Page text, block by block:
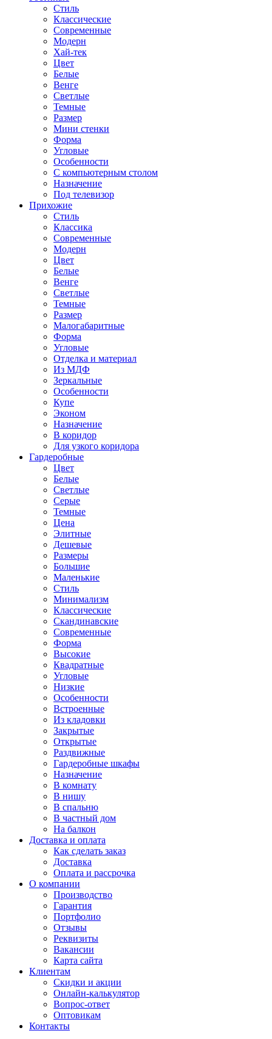
Стиль
Классические
Современные
Модерн
Хай-тек
Цвет
Белые
Венге
Светлые
Темные
Размер
Мини стенки
Форма
Угловые
Особенности
С компьютерным столом
Назначение
Под телевизор
Прихожие
Стиль
Классика
Современные
Модерн
Цвет
Белые
Венге
Светлые
Темные
Размер
Малогабаритные
Форма
Угловые
Отделка и материал
Из МДФ
Зеркальные
Особенности
Купе
Эконом
Назначение
В коридор
Для узкого коридора
Гардеробные
Цвет
Белые
Светлые
Серые
Темные
Цена
Элитные
Дешевые
Размеры
Большие
Маленькие
Стиль
Минимализм
Классические
Скандинавские
Современные
Форма
Высокие
Квадратные
Угловые
Низкие
Особенности
Встроенные
Из кладовки
Закрытые
Открытые
Раздвижные
Гардеробные шкафы
Назначение
В комнату
В нишу
В спальню
В частный дом
На балкон
Доставка и оплата
Как сделать заказ
Доставка
Оплата и рассрочка
О компании
Производство
Гарантия
Портфолио
Отзывы
Реквизиты
Вакансии
Карта сайта
Клиентам
Скидки и акции
Онлайн-калькулятор
Вопрос-ответ
Оптовикам
Контакты